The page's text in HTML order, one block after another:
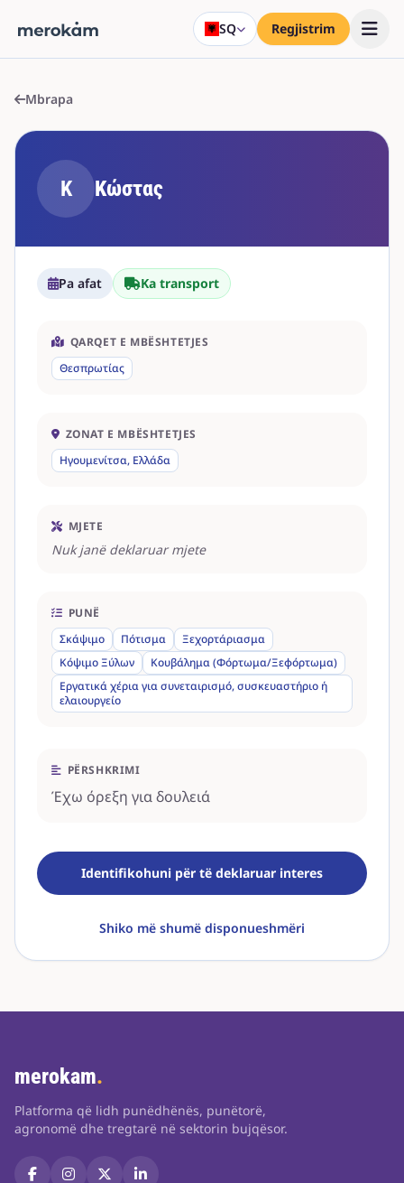
SQ Regjistrim
Mbrapa
Κ Κώστας
Pa afat Ka transport
QARQET E MBËSHTETJES
Θεσπρωτίας
ZONAT E MBËSHTETJES
Ηγουμενίτσα, Ελλάδα
MJETE
Nuk janë deklaruar mjete
PUNË
Σκάψιμο
Πότισμα
Ξεχορτάριασμα
Κόψιμο Ξύλων
Κουβάλημα (Φόρτωμα/Ξεφόρτωμα)
Εργατικά χέρια για συνεταιρισμό, συσκευαστήριο ή
ελαιουργείο
PËRSHKRIMI
Έχω όρεξη για δουλειά
Identifikohuni për të deklaruar interes
Shiko më shumë disponueshmëri
merokam.
Platforma që lidh punëdhënës, punëtorë,
agronomë dhe tregtarë në sektorin bujqësor.